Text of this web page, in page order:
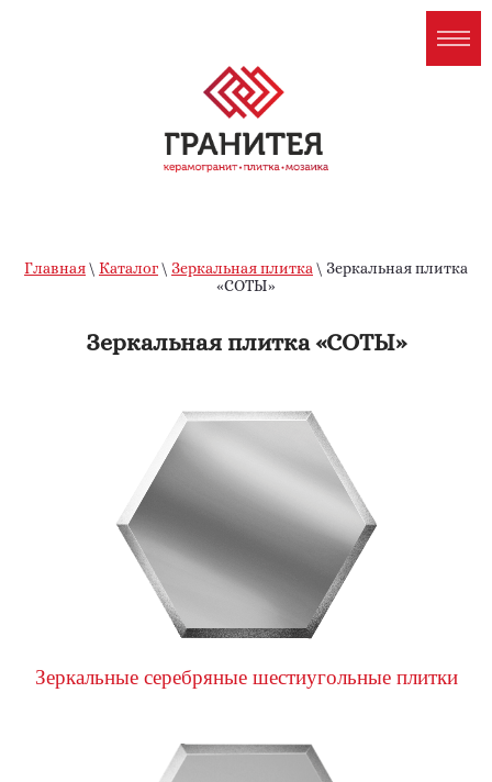
Главная \ Каталог \ Зеркальная плитка \ Зеркальная плитка
«СОТЫ»
Зеркальная плитка «СОТЫ»
Зеркальные серебряные шестиугольные плитки